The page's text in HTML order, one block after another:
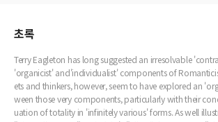
초록
Terry Eagleton has long suggested an irresolvable
'organicist' and'individualist' components of
ets and thinkers, however, seem to have explored an
ween those very components, particularly with their
uation of totality in 'infinitely various' forms. As well